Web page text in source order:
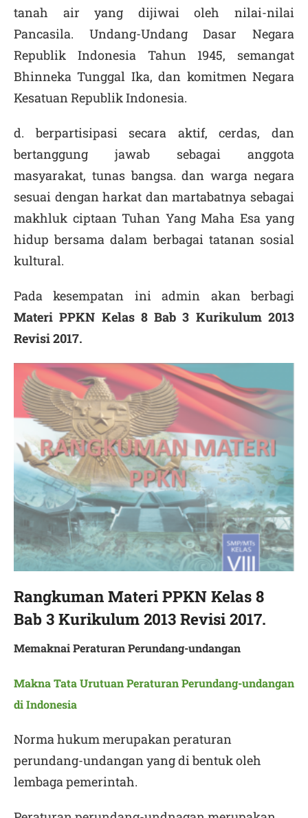
tanah air yang dijiwai oleh nilai-nilai
Pancasila. Undang-Undang Dasar Negara
Republik Indonesia Tahun 1945, semangat
Bhinneka Tunggal Ika, dan komitmen Negara
Kesatuan Republik Indonesia.
d. berpartisipasi secara aktif, cerdas, dan
bertanggung jawab sebagai anggota
masyarakat, tunas bangsa. dan warga negara
sesuai dengan harkat dan martabatnya sebagai
makhluk ciptaan Tuhan Yang Maha Esa yang
hidup bersama dalam berbagai tatanan sosial
kultural.
Pada kesempatan ini admin akan berbagi
Materi PPKN Kelas 8 Bab 3 Kurikulum 2013
Revisi 2017.
Rangkuman Materi PPKN Kelas 8
Bab 3 Kurikulum 2013 Revisi 2017.
Memaknai Peraturan Perundang-undangan
Makna Tata Urutuan Peraturan Perundang-undangan
di Indonesia
Norma hukum merupakan peraturan
perundang-undangan yang di bentuk oleh
lembaga pemerintah.